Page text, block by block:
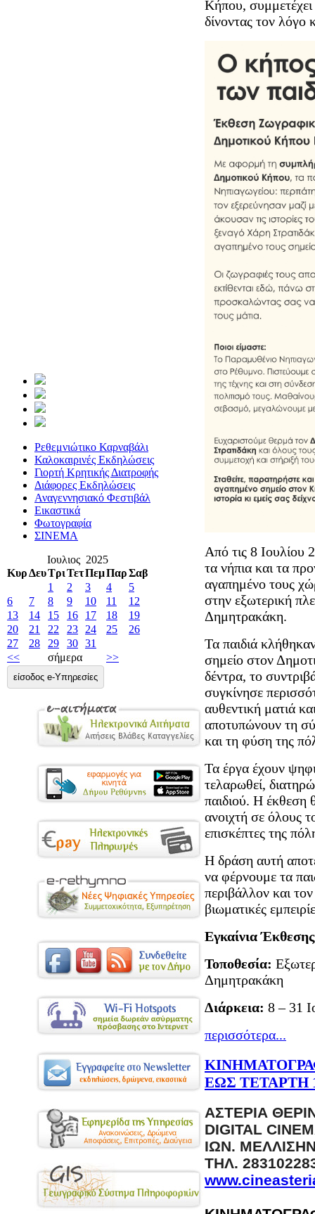
Ρεθεμνιώτικο Καρναβάλι
Καλοκαιρινές Εκδηλώσεις
Γιορτή Κρητικής Διατροφής
Διάφορες Εκδηλώσεις
Αναγεννησιακό Φεστιβάλ
Εικαστικά
Φωτογραφία
ΣΙΝΕΜΑ
Ιουλιος 2025
ΚυρΔευΤριΤετΠεμΠαρΣαβ
1
2 3 4
5
6
7 8 9 10 11
12
13
14 15 16 17 18
19
20
21 22 23 24 25
26
27
28 29 30 31
<<
σήμερα >>
είσοδος e-Υπηρεσίες
Κήπου, συμμετέχει
δίνοντας τον λόγο
Από τις 8 Ιουλίου
τα νήπια και τα
αγαπημένο τους
στην εξωτερική
Δημητρακάκη.
Τα παιδιά
σημείο στον
δέντρα, το
συγκίνησε
αυθεντική ματιά
αποτυπώνουν τη
και τη φύση της
Τα έργα έχουν
τελαρωθεί,
παιδιού. Η έκθεση
ανοιχτή σε όλους
επισκέπτες της
Η δράση αυτή
να φέρνουμε τα
περιβάλλον και
βιωματικές
Εγκαίνια
Τοποθεσία:
Δημητρακάκη
Διάρκεια: 8 – 31
περισσότερα...
ΕΩΣ ΤΕΤΑΡΤΗ
ΑΣΤΕΡΙΑ
DIGITAL
ΙΩΝ.
ΤΗΛ.